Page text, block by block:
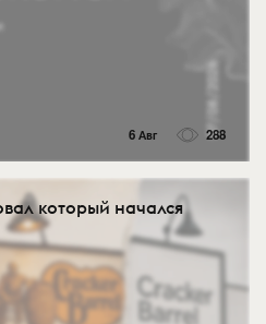
6 Авг 288
который начался